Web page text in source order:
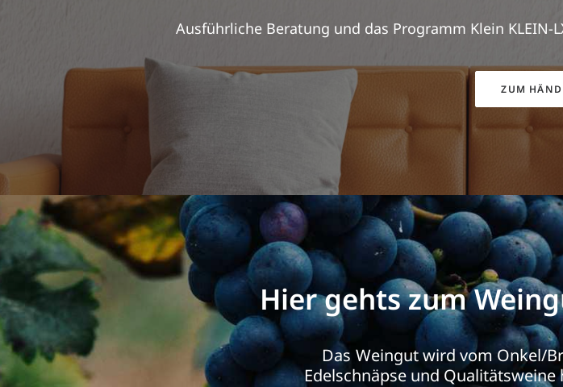
Ausführliche Beratung und das Programm Klein
ZUM
Hier gehts zum
Das Weingut wirdvom Onkel/
Edelschnäpse und Qualitätsweine